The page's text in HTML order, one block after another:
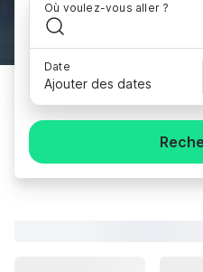
Où voulez-vous aller ?
Date
Ajouter des dates